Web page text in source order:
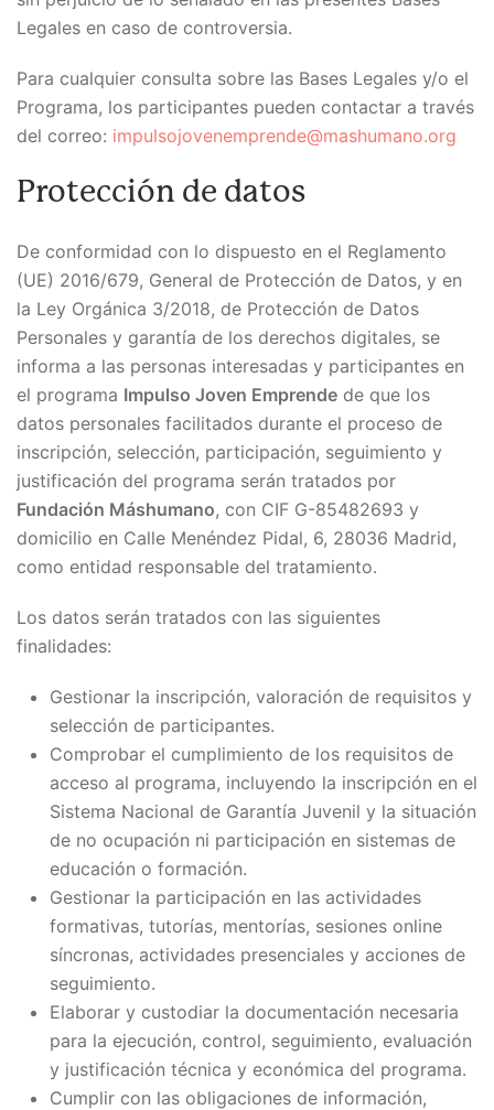
Legales en caso de controversia.
Para cualquier consulta sobre las Bases Legales y/o el
Programa, los participantes pueden contactar a través
del correo: impulsojovenemprende@mashumano.org
Protección de datos
De conformidad con lo dispuesto en el Reglamento
(UE) 2016/679, General de Protección de Datos, y en
la Ley Orgánica 3/2018, de Protección de Datos
Personales y garantía de los derechos digitales, se
informa a las personas interesadas y participantes en
el programa Impulso Joven Emprende de que los
datos personales facilitados durante el proceso de
inscripción, selección, participación, seguimiento y
justificación del programa serán tratados por
Fundación Máshumano, con CIF G-85482693 y
domicilio en Calle Menéndez Pidal, 6, 28036 Madrid,
como entidad responsable del tratamiento.
Los datos serán tratados con las siguientes
finalidades:
Gestionar la inscripción, valoración de requisitos y
selección de participantes.
Comprobar el cumplimiento de los requisitos de
acceso al programa, incluyendo la inscripción en el
Sistema Nacional de Garantía Juvenil y la situación
de no ocupación ni participación en sistemas de
educación o formación.
Gestionar la participación en las actividades
formativas, tutorías, mentorías, sesiones online
síncronas, actividades presenciales y acciones de
seguimiento.
Elaborar y custodiar la documentación necesaria
para la ejecución, control, seguimiento, evaluación
y justificación técnica y económica del programa.
Cumplir con las obligaciones de información,